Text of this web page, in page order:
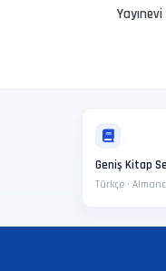
Yayınevi
Geniş Kitap
Türkçe ·